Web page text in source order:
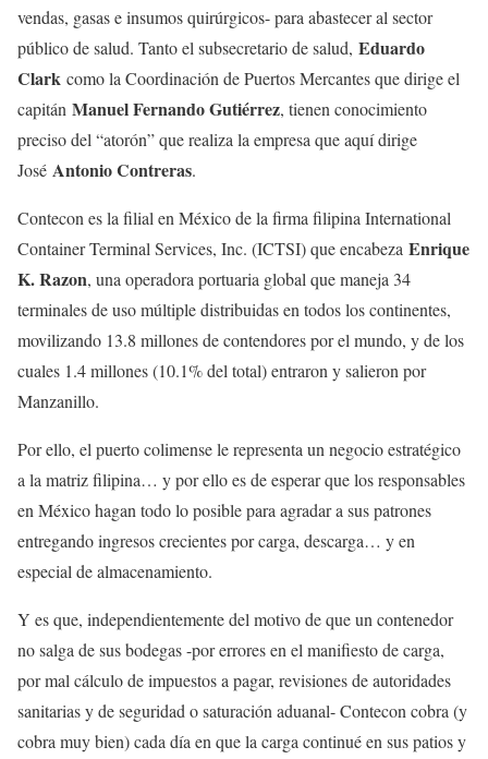
vendas, gasas e insumos quirúrgicos- para abastecer al sector
público de salud. Tanto el subsecretario de salud, Eduardo
Clark como la Coordinación de Puertos Mercantes que dirige el
capitán Manuel Fernando Gutiérrez, tienen conocimiento
preciso del “atorón” que realiza la empresa que aquí dirige
José Antonio Contreras.
Contecon es la filial en México de la firma filipina International
Container Terminal Services, Inc. (ICTSI) que encabeza Enrique
K. Razon, una operadora portuaria global que maneja 34
terminales de uso múltiple distribuidas en todos los continentes,
movilizando 13.8 millones de contendores por el mundo, y de los
cuales 1.4 millones (10.1% del total) entraron y salieron por
Manzanillo.
Por ello, el puerto colimense le representa un negocio estratégico
a la matriz filipina… y por ello es de esperar que los responsables
en México hagan todo lo posible para agradar a sus patrones
entregando ingresos crecientes por carga, descarga… y en
especial de almacenamiento.
Y es que, independientemente del motivo de que un contenedor
no salga de sus bodegas -por errores en el manifiesto de carga,
por mal cálculo de impuestos a pagar, revisiones de autoridades
sanitarias y de seguridad o saturación aduanal- Contecon cobra (y
cobra muy bien) cada día en que la carga continué en sus patios y